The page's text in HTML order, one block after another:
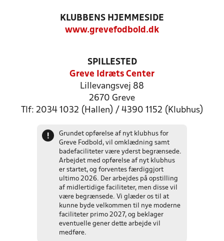
KLUBBENS HJEMMESIDE
www.grevefodbold.dk
SPILLESTED
Greve Idræts Center
Lillevangsvej 88
2670 Greve
Tlf: 2034 1032 (Hallen) / 4390 1152 (Klubhus)
!
Grundet opførelse af nyt klubhus for
Greve Fodbold, vil omklædning samt
badefaciliteter være yderst begrænsede.
Arbejdet med opførelse af nyt klubhus
er startet, og forventes færdiggjort
ultimo 2026. Der arbejdes på opstilling
af midlertidige faciliteter, men disse vil
være begrænsede. Vi glæder os til at
kunne byde velkommen til nye moderne
faciliteter primo 2027, og beklager
eventuelle gener dette arbejde vil
medføre.